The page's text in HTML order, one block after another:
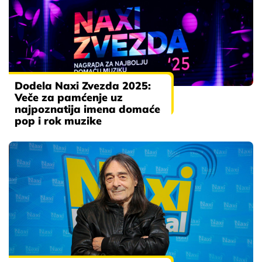
Dodela Naxi Zvezda 2025:
Veče za pamćenje uz
najpoznatija imena domaće
pop i rok muzike